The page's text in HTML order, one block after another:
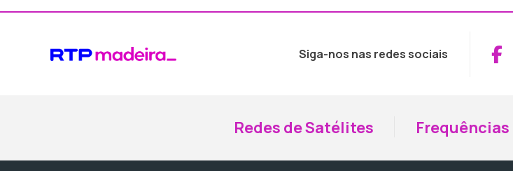
Siga-nos nas redes sociais
Redes de Satélites Frequências